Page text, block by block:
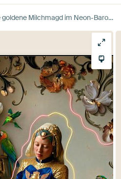
Milchmagd im Neon-Barock von The Gilded Void